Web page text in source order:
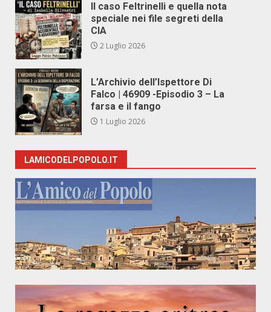
Il caso Feltrinelli e quella nota
speciale nei file segreti della
CIA
2 Luglio 2026
L’Archivio dell’Ispettore Di
Falco | 46909 -Episodio 3 – La
farsa e il fango
1 Luglio 2026
LAMICODELPOPOLO.IT